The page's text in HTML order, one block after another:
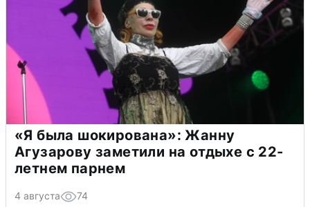
«Я была шокирована»: Жанну
Агузарову заметили на отдыхе с 22-
летнем парнем
4 августа 74